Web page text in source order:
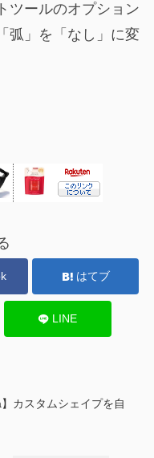
ツールのオプション
弧」を「なし」に変
はてブ
LINE
】カスタムシェイプを自